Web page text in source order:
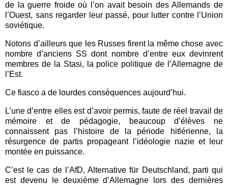
de la guerre froide où l’on avait besoin des Allemands de
l’Ouest, sans regarder leur passé, pour lutter contre l’Union
soviétique.
Notons d’ailleurs que les Russes firent la même chose avec
nombre d’anciens SS dont nombre d’entre eux devinrent
membres de la Stasi, la police politique de l’Allemagne de
l’Est.
Ce fiasco a de lourdes conséquences aujourd’hui.
L’une d’entre elles est d’avoir permis, faute de réel travail de
mémoire et de pédagogie, beaucoup d’élèves ne
connaissent pas l’histoire de la période hitlérienne, la
résurgence de partis propageant l’idéologie nazie et leur
montée en puissance.
C’est le cas de l’AfD,Alternative für Deutschland, parti qui
est devenu le deuxième d’Allemagne lors des dernières